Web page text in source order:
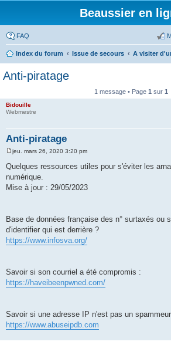
Beaussier en
FAQ
Index du forum Issue de secours A visiter
Anti-piratage
1 message • Page 1 sur 1
Bidouille
Webmestre
Anti-piratage
M
s
s
a
g
jeu. mars 26, 2020 3:20 pm
Quelques ressources utiles pour s'éviter les
numérique.
Mise à jour : 29/05/2023
Base de données française des n° surtaxés ou
d'identifier qui est derrière ?
https://www.infosva.org/
Savoir si son courriel a été compromis :
https://haveibeenpwned.com/
Savoir si une adresse IP n'est pas un
https://www.abuseipdb.com